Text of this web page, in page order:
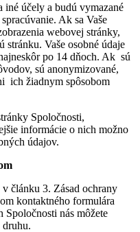
iné účely a budú vymazané
Ak sa Vaše
webovej stránky,
stránku. Vaše osobné údaje
po 14 dňoch. Ak sú
sú anonymizované,
ich žiadnym spôsobom
Spoločnosti,
informácie o nich možno
údajov.
článku 3. Zásad ochrany
kontaktného formulára
Spoločnosti nás môžete